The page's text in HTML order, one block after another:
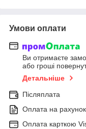
Умови оплати
Ви отримаєте
або гроші
Детальніше
Післяплата
Оплата на рахунок
Оплата карткою